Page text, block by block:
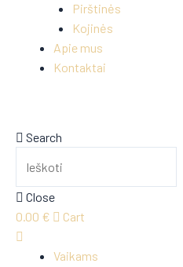
Pirštinės
Kojinės
Apie mus
Kontaktai
Search
Close
0.00 € Cart
Vaikams